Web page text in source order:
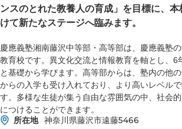
ンスのとれた教養人の育成」を目標に、本
けて新たなステージへ臨みます。
慶應義塾湘南藤沢中等部・高等部は、慶應義塾
教育校です。異文化交流と情報教育を軸とし、6
と基礎から学びます。高等部からは、塾内の他
からの入学も受け入れており、より高いレベル
す。多様な生徒が集う自由な雰囲気の中、社会
につけることができます。
所在地 神奈川県藤沢市遠藤5466